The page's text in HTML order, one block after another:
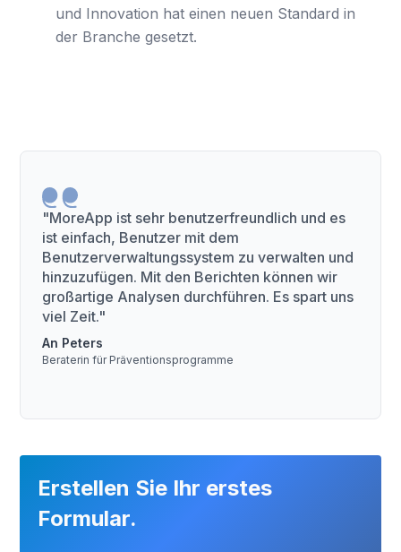
und Innovation hat einen neuen Standard in
der Branche gesetzt.
"MoreApp ist sehr benutzerfreundlich und es
ist einfach, Benutzer mit dem
Benutzerverwaltungssystem zu verwalten und
hinzuzufügen. Mit den Berichten können wir
großartige Analysen durchführen. Es spart uns
viel Zeit."
An Peters
Beraterin für Präventionsprogramme
Erstellen Sie Ihr erstes
Formular.